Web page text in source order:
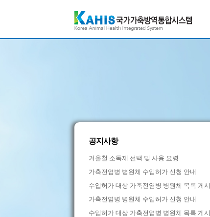
공지사항
겨울철 소독제 선택 및 사용 요령
가축전염병 병원체 수입허가 신청 안내
수입허가 대상 가축전염병 병원체 목록 게시
가축전염병 병원체 수입허가 신청 안내
수입허가 대상 가축전염병 병원체 목록 게시